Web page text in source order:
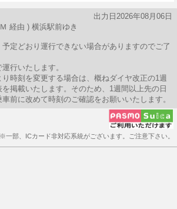
出力日2026年08月06日
経由 ) 横浜駅前ゆき
定どおり運行できない場合がありますのでご了
行いたします。
時刻を変更する場合は、概ねダイヤ改正の1週
掲載いたします。そのため、1週間以上先の日
前に改めて時刻のご確認をお願いいたします。
※一部、ICカード非対応系統がございます。ご注意下さい。